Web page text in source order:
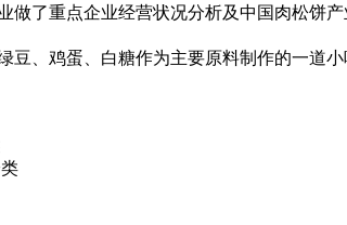
做了重点企业经营状况分析及中国肉松饼
豆、鸡蛋、白糖作为主要原料制作的一道